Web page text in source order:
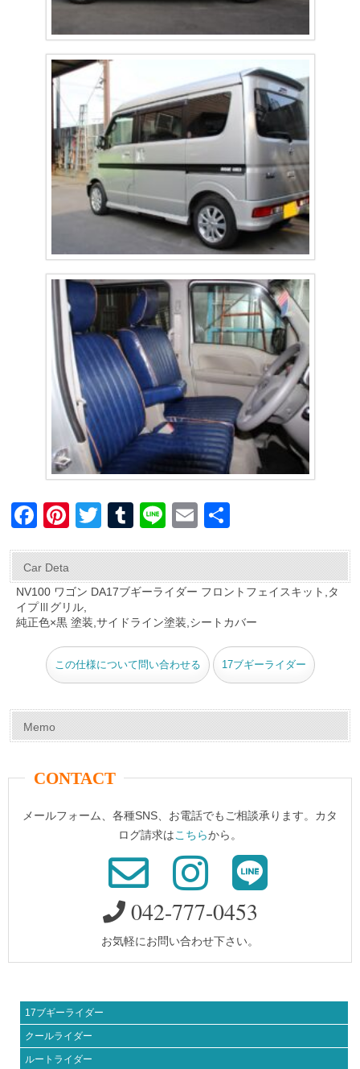
F
c
e
b
o
Pi
er
e
st
T
tt
er
T
m
bl
r
Li
e
E
ail
Car Deta
NV100 ワゴン DA17ブギーライダー フロントフェイスキット,タ
イプⅢグリル,
純正色×黒 塗装,サイドライン塗装,シートカバー
この仕様について問い合わせる 17ブギーライダー
Memo
CONTACT
メールフォーム、各種SNS、お電話でもご相談承ります。カタ
ログ請求はこちらから。
042-777-0453
お気軽にお問い合わせ下さい。
17ブギーライダー
クールライダー
ルートライダー